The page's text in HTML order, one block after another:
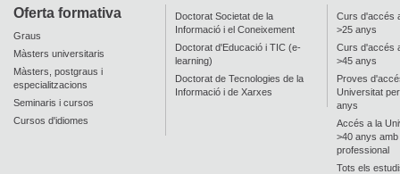
Oferta formativa
Graus
Màsters universitaris
Màsters, postgraus i
especialitzacions
Seminaris i cursos
Cursos d'idiomes
Doctorat Societat de la
Informació i el Coneixement
Doctorat d'Educació i TIC (e-
learning)
Doctorat de Tecnologies de la
Informació i de Xarxes
Curs d'accés
>25 anys
Curs d'accés
>45 anys
Proves
Universitat
anys
Accés a la
>40 anys
professional
Tots els